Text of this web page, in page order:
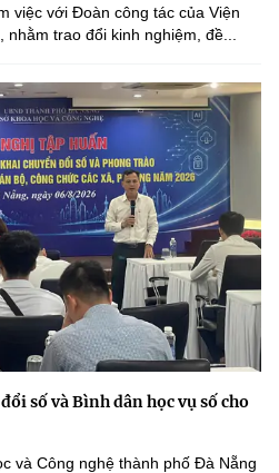
việc với Đoàn công tác của Viện
trao đổi kinh nghiệm, đề...
số và Bình dân học vụ số cho
và Công nghệ thành phố Đà Nẵng